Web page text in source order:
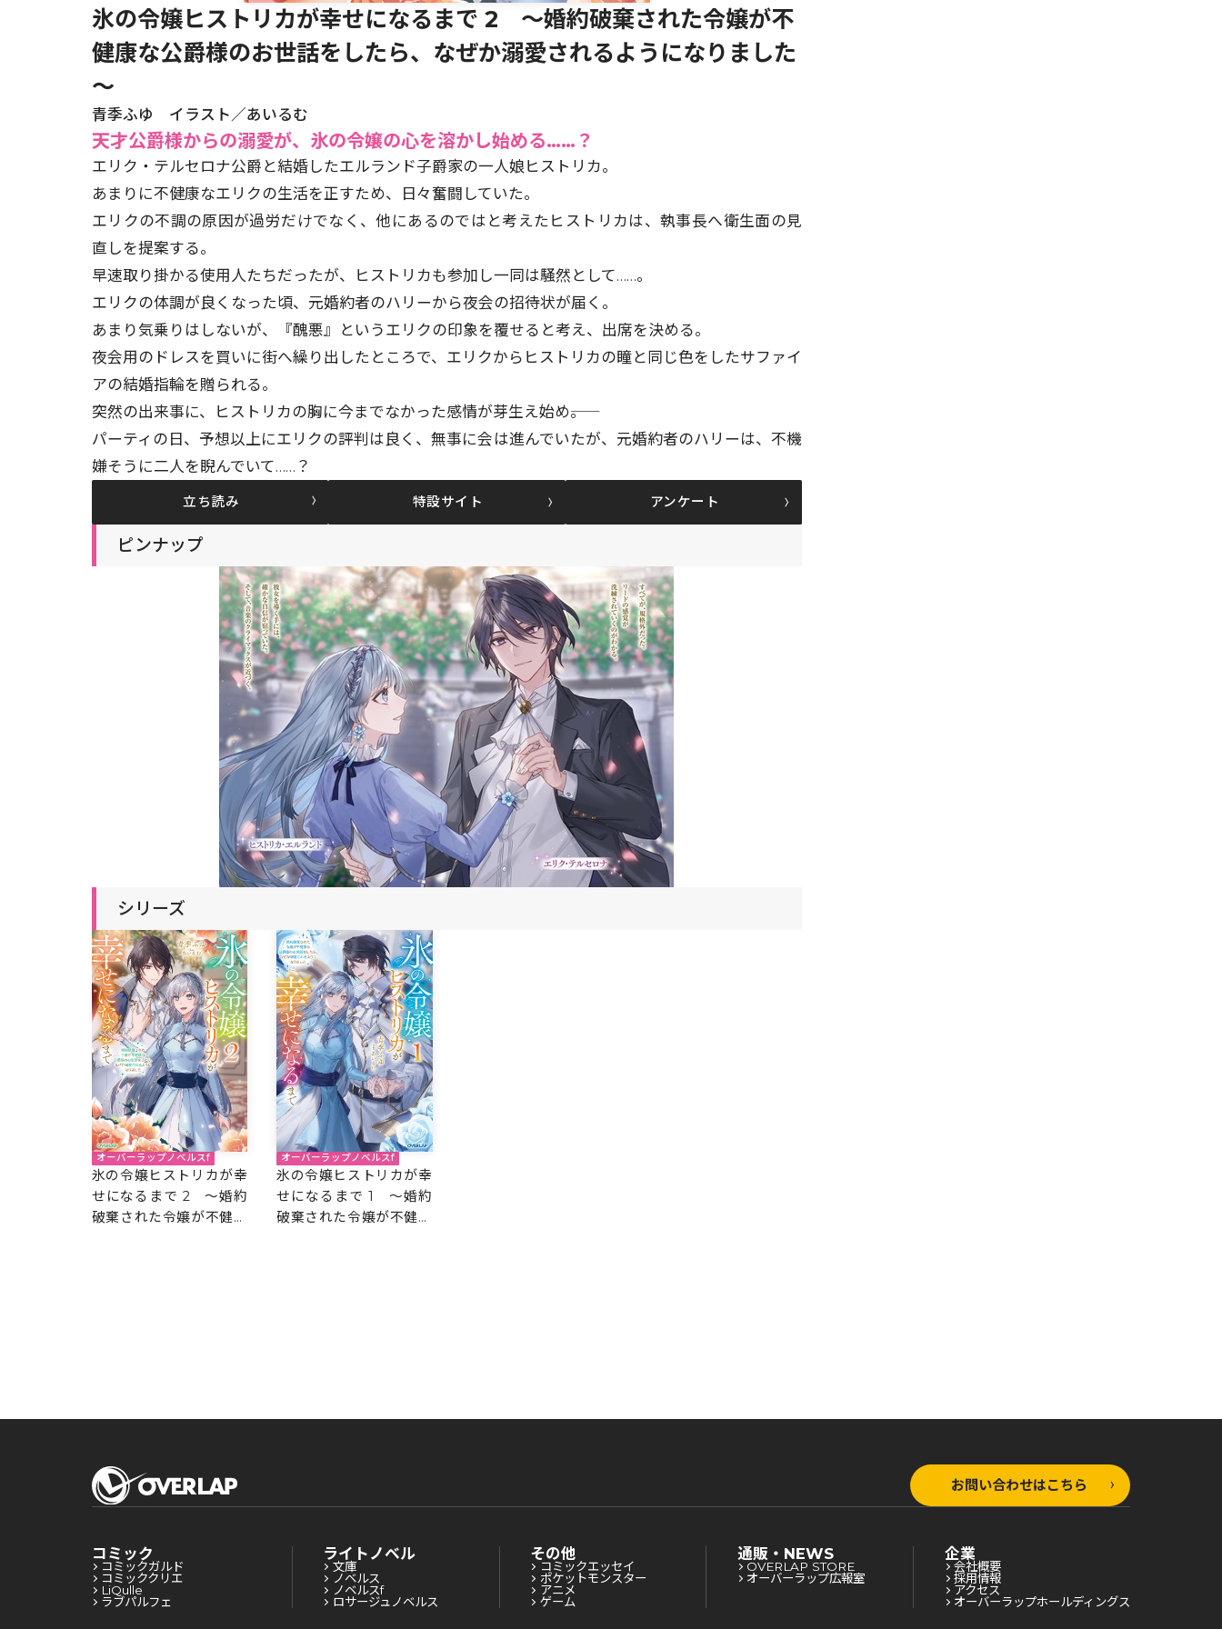
氷の令嬢ヒストリカが幸せになるまで 2 ～婚約破棄された令嬢が不
健康な公爵様のお世話をしたら、なぜか溺愛されるようになりました
～
青季ふゆ イラスト／あいるむ
天才公爵様からの溺愛が、氷の令嬢の心を溶かし始める……？
エリク・テルセロナ公爵と結婚したエルランド子爵家の一人娘ヒストリカ。
あまりに不健康なエリクの生活を正すため、日々奮闘していた。
エリクの不調の原因が過労だけでなく、他にあるのではと考えたヒストリカは、執事長へ衛生面の見
直しを提案する。
早速取り掛かる使用人たちだったが、ヒストリカも参加し一同は騒然として……。
エリクの体調が良くなった頃、元婚約者のハリーから夜会の招待状が届く。
あまり気乗りはしないが、『醜悪』というエリクの印象を覆せると考え、出席を決める。
夜会用のドレスを買いに街へ繰り出したところで、エリクからヒストリカの瞳と同じ色をしたサファイ
アの結婚指輪を贈られる。
突然の出来事に、ヒストリカの胸に今までなかった感情が芽生え始め――。
パーティの日、予想以上にエリクの評判は良く、無事に会は進んでいたが、元婚約者のハリーは、不機
嫌そうに二人を睨んでいて……？
立ち読み 特設サイト アンケート
ピンナップ
シリーズ
オーバーラップノベルスf
氷の令嬢ヒストリカが幸
せになるまで 2 ～婚約
破棄された令嬢が不健康
オーバーラップノベルスf
氷の令嬢ヒストリカが幸
せになるまで 1 ～婚約
破棄された令嬢が不健康
お問い合わせはこちら
コミック
コミックガルド
コミッククリエ
LiQulle
ラブパルフェ
ライトノベル
文庫
ノベルス
ノベルスf
ロサージュノベルス
その他
コミックエッセイ
ポケットモンスター
アニメ
ゲーム
通販・NEWS
OVERLAP STORE
オーバーラップ広報室
企業
会社概要
採用情報
アクセス
オーバーラップホールディングス